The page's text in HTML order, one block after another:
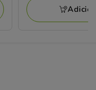
244.17€